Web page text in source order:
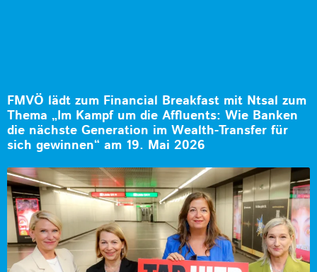
FMVÖ lädt zum Financial Breakfast mit Ntsal zum
Thema „Im Kampf um die Affluents: Wie Banken
die nächste Generation im Wealth-Transfer für
sich gewinnen“ am 19. Mai 2026